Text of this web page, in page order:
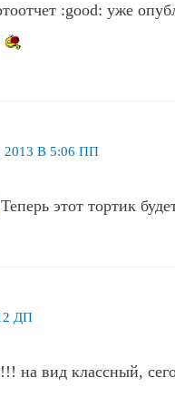
:good: уже
В 5:06 ПП
Теперь этот тортик
ДП
на вид классный,